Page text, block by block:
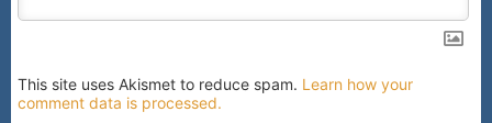
This site uses Akismet to reduce spam. Learn how your
comment data is processed.